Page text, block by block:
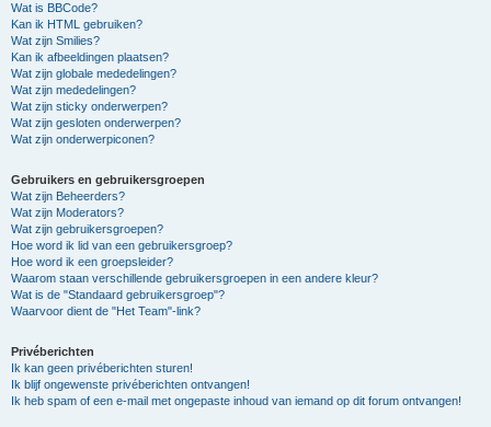
Wat is BBCode?
Kan ik HTML gebruiken?
Wat zijn Smilies?
Kan ik afbeeldingen plaatsen?
Wat zijn globale mededelingen?
Wat zijn mededelingen?
Wat zijn sticky onderwerpen?
Wat zijn gesloten onderwerpen?
Wat zijn onderwerpiconen?
Gebruikers en gebruikersgroepen
Wat zijn Beheerders?
Wat zijn Moderators?
Wat zijn gebruikersgroepen?
Hoe word ik lid van een gebruikersgroep?
Hoe word ik een groepsleider?
Waarom staan verschillende gebruikersgroepen in een andere kleur?
Wat is de "Standaard gebruikersgroep"?
Waarvoor dient de "Het Team"-link?
Privéberichten
Ik kan geen privéberichten sturen!
Ik blijf ongewenste privéberichten ontvangen!
Ik heb spam of een e-mail met ongepaste inhoud van iemand op dit forum ontvangen!